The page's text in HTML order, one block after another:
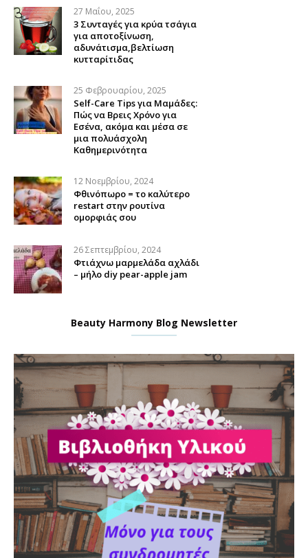
27 Μαΐου, 2025
3 Συνταγές για κρύα τσάγια
για αποτοξίνωση,
αδυνάτισμα,βελτίωση
κυτταρίτιδας
25 Φεβρουαρίου, 2025
Self-Care Tips για Μαμάδες:
Πώς να Βρεις Χρόνο για
Εσένα, ακόμα και μέσα σε
μια πολυάσχολη
Καθημερινότητα
12 Νοεμβρίου, 2024
Φθινόπωρο = το καλύτερο
restart στην ρουτίνα
ομορφιάς σου
26 Σεπτεμβρίου, 2024
Φτιάχνω μαρμελάδα αχλάδι
– μήλο diy pear-apple jam
Beauty Harmony Blog Newsletter